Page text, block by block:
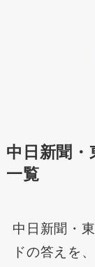
中日新聞・
一覧
中日新聞・
ドの答えを